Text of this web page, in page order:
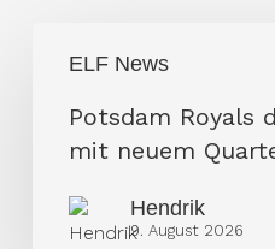
ELF News
Royals
dominieren
auch
neuem
Potsdam Royals
mit neuem
Hendrik
9. August 2026